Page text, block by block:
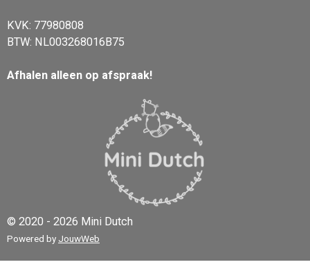
KVK: 77980808
BTW: NL003268016B75
Afhalen alleen op afspraak!
© 2020 - 2026 Mini Dutch
Powered by JouwWeb